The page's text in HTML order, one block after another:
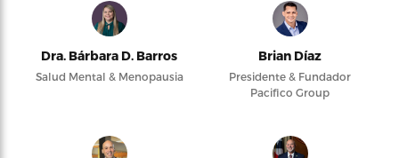
Dra. Bárbara D. Barros
Salud Mental & Menopausia
Brian Díaz
Presidente & Fundador
Pacifico Group